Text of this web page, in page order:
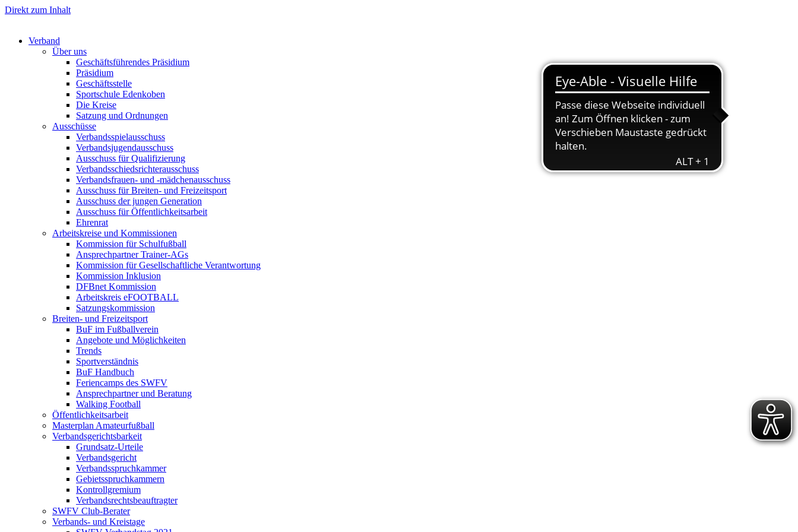
Direkt zum Inhalt
Verband
Über uns
Geschäftsführendes Präsidium
Präsidium
Geschäftsstelle
Sportschule Edenkoben
Die Kreise
Satzung und Ordnungen
Ausschüsse
Verbandsspielausschuss
Verbandsjugendausschuss
Ausschuss für Qualifizierung
Verbandsschiedsrichterausschuss
Verbandsfrauen- und -mädchenausschuss
Ausschuss für Breiten- und Freizeitsport
Ausschuss der jungen Generation
Ausschuss für Öffentlichkeitsarbeit
Ehrenrat
Arbeitskreise und Kommissionen
Kommission für Schulfußball
Ansprechpartner Trainer-AGs
Kommission für Gesellschaftliche Verantwortung
Kommission Inklusion
DFBnet Kommission
Arbeitskreis eFOOTBALL
Satzungskommission
Breiten- und Freizeitsport
BuF im Fußballverein
Angebote und Möglichkeiten
Trends
Sportverständnis
BuF Handbuch
Feriencamps des SWFV
Ansprechpartner und Beratung
Walking Football
Öffentlichkeitsarbeit
Masterplan Amateurfußball
Verbandsgerichtsbarkeit
Grundsatz-Urteile
Verbandsgericht
Verbandsspruchkammer
Gebietsspruchkammern
Kontrollgremium
Verbandsrechtsbeauftragter
SWFV Club-Berater
Verbands- und Kreistage